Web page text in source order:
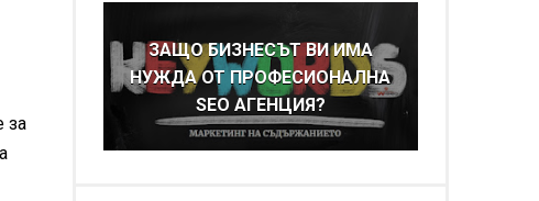
за
ЗАЩО БИЗНЕСЪТ ВИ ИМА
НУЖДА ОТ ПРОФЕСИОНАЛНА
SEO АГЕНЦИЯ?